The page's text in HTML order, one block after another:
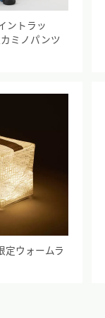
ントラッ
ミノパンツ
定ウォームラ